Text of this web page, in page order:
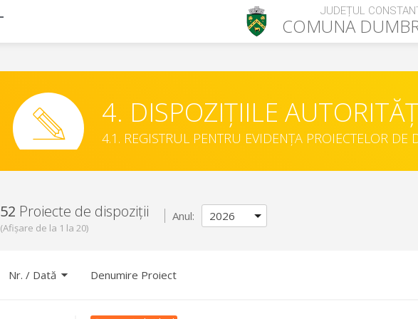
JUDEȚUL
COMUNA
4. DISPOZIȚIILE
4.1. REGISTRUL PENTRU EVIDENȚA PROIECTELOR DE
52 Proiecte de dispoziții
(Afișare de la 1 la 20)
Anul:
Nr. / Dată Denumire Proiect